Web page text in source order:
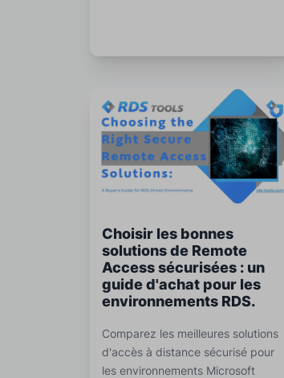
Choisir les bonnes
solutions de Remote
Access sécurisées : un
guide d'achat pour les
environnements RDS.
Comparez les meilleures solutions
d'accès à distance sécurisé pour
les environnements Microsoft